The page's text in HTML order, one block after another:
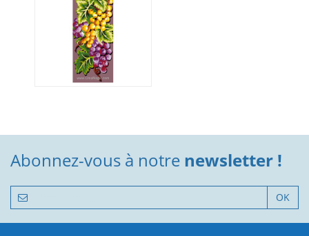
Abonnez-vous à notre newsletter !
OK